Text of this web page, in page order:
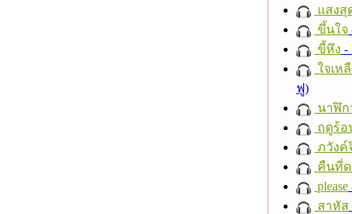
แสงสุ
ขึ้นใจ
ขี้หึง -
ใจเห
ฟู)
นาฬิก
ฤดูร้อ
ภวังค์
คืนที่ด
please
สาหัส